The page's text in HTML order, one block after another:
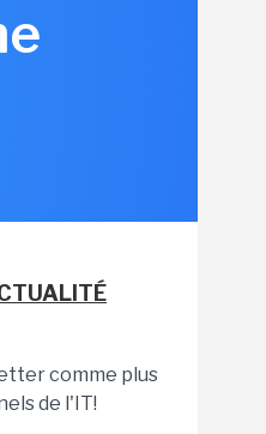
comme plus
de l'IT!